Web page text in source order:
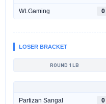
WLGaming 0
LOSER BRACKET
ROUND 1 LB
Partizan Sangal 0